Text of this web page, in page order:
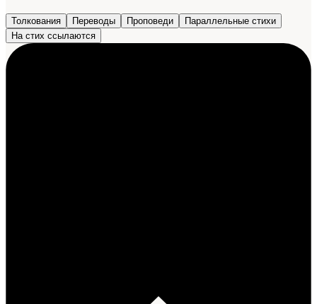
Толкования Переводы Проповеди
Параллельные стихи
На стих ссылаются